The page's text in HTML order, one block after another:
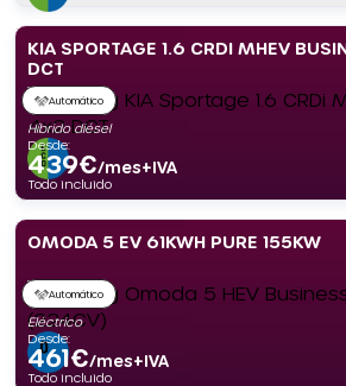
KIA SPORTAGE 1.6 CRDI MHEV
DCT
Automático
Híbrido diésel
Desde:
439€/mes+IVA
Todo incluido
OMODA 5 EV 61KWH PURE 155KW
Automático
Eléctrico
Desde:
461€/mes+IVA
Todo incluido